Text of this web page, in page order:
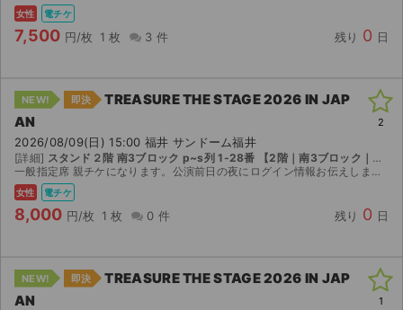
手数料・お支払い方法
よくある質問
お知らせ
女性 電チケ
7,500 円/枚 1 枚 3 件 残り 0 日
NEW! 即決
TREASURE THE STAGE 2026 IN JAP
AN
2026/08/09(日) 15:00 福井 サンドーム福井
[詳細] スタンド２階 南3ブロック p~s列 1-28番 【2階｜南3ブロック｜P ~ S列｜1 ~ 28番】
一般指定席 親チケになります。公演前日の夜にログイン情報お伝えしますので、ご自身でAnyPASSへログインしてご利用ください。 注意: AnyPASSに登録されている氏名は 当方の名義となって...
女性 電チケ
8,000 円/枚 1 枚 0 件 残り 0 日
2
NEW! 即決
TREASURE THE STAGE 2026 IN JAP
AN
1